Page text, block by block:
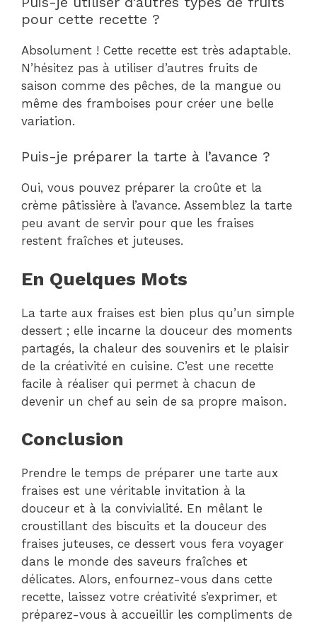
pour cette recette ?
Absolument ! Cette recette est très adaptable.
N’hésitez pas à utiliser d’autres fruits de
saison comme des pêches, de la mangue ou
même des framboises pour créer une belle
variation.
Puis-je préparer la tarte à l’avance ?
Oui, vous pouvez préparer la croûte et la
crème pâtissière à l’avance. Assemblez la tarte
peu avant de servir pour que les fraises
restent fraîches et juteuses.
En Quelques Mots
La tarte aux fraises est bien plus qu’un simple
dessert ; elle incarne la douceur des moments
partagés, la chaleur des souvenirs et le plaisir
de la créativité en cuisine. C’est une recette
facile à réaliser qui permet à chacun de
devenir un chef au sein de sa propre maison.
Conclusion
Prendre le temps de préparer une tarte aux
fraises est une véritable invitation à la
douceur et à la convivialité. En mêlant le
croustillant des biscuits et la douceur des
fraises juteuses, ce dessert vous fera voyager
dans le monde des saveurs fraîches et
délicates. Alors, enfournez-vous dans cette
recette, laissez votre créativité s’exprimer, et
préparez-vous à accueillir les compliments de